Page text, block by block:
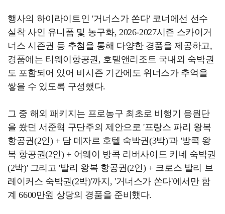
행사의 하이라이트인 '거너스가 쏜다' 코너에선 선수
실착 사인 유니폼 및 농구화, 2026-2027시즌 스카이거
너스 시즌권 등 추첨을 통해 다양한 경품을 제공하고,
경품에는 티웨이항공권, 호텔앤리조트 국내외 숙박권
도 포함되어 있어 비시즌 기간에도 위너스가 추억을
쌓을 수 있도록 구성했다.
그 중 해외 패키지는 프로농구 최초로 비행기 응원단
을 쐈던 서준혁 구단주의 제안으로 '프랑스 파리 왕복
항공권(2인) + 담 데자르 호텔 숙박권(3박)'과 '방콕 왕
복 항공권(2인) + 어웨이 방콕 리버사이드 키네 숙박권
(2박)' 그리고 '발리 왕복 항공권(2인) + 크로스 발리 브
레이커스 숙박권(2박)'까지, '거너스가 쏜다'에서만 합
계 6600만원 상당의 경품을 준비했다.